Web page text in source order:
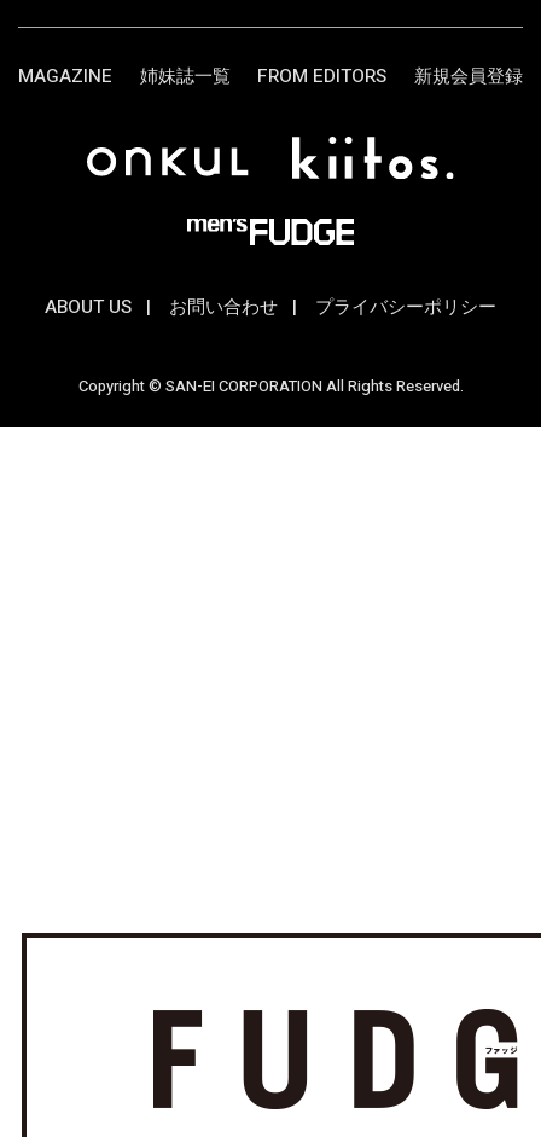
MAGAZINE 姉妹誌一覧 FROM EDITORS 新規会員登録
ABOUT US お問い合わせ プライバシーポリシー
Copyright © SAN-EI CORPORATION All Rights Reserved.